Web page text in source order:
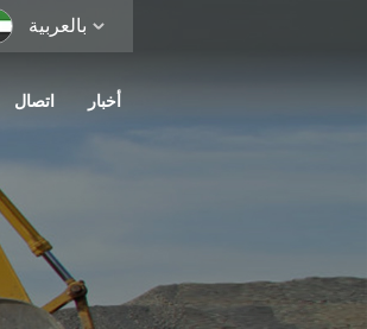
بالعربية
اتصال أخبار